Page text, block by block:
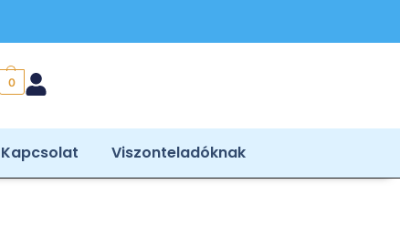
0
Kapcsolat Viszonteladóknak